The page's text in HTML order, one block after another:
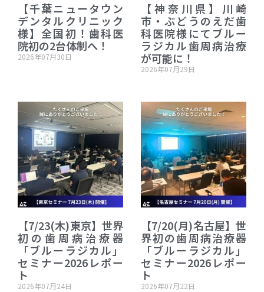
【千葉ニュータウン
デンタルクリニック
様】全国初！歯科医
院初の2台体制へ！
2026年07月30日
【神奈川県】川崎
市・ぶどうのえだ歯
科医院様にてブルー
ラジカル歯周病治療
が可能に！
2026年07月29日
【7/23(木)東京】世界
初の歯周病治療器
「ブルーラジカル」
セミナー2026レポー
ト
2026年07月24日
【7/20(月)名古屋】世
界初の歯周病治療器
「ブルーラジカル」
セミナー2026レポー
ト
2026年07月22日